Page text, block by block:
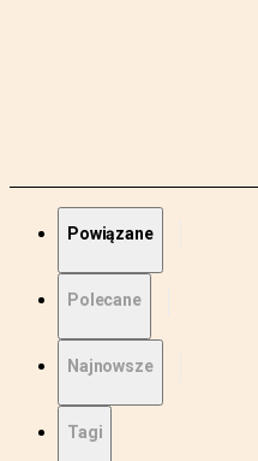
Powiązane
Polecane
Najnowsze
Tagi